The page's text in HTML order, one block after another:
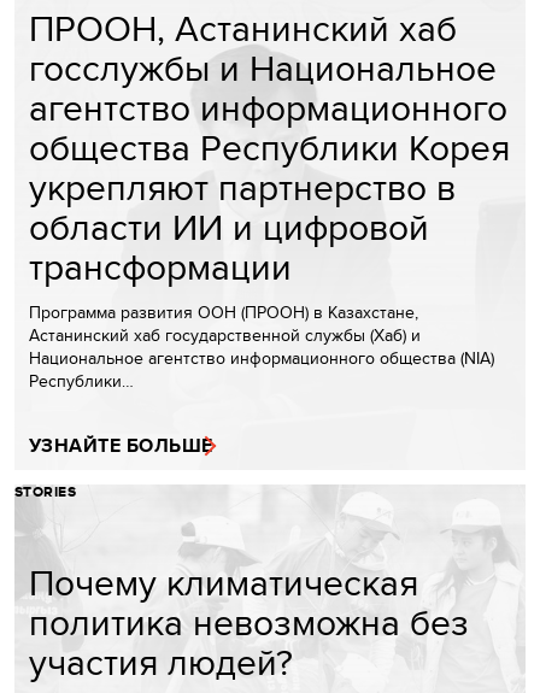
ПРООН, Астанинский хаб
госслужбы и Национальное
агентство информационного
общества Республики Корея
укрепляют партнерство в
области ИИ и цифровой
трансформации
Программа развития ООН (ПРООН) в Казахстане,
Астанинский хаб государственной службы (Хаб) и
Национальное агентство информационного общества (NIA)
Республики…
УЗНАЙТЕ БОЛЬШЕ
STORIES
Почему климатическая
политика невозможна без
участия людей?